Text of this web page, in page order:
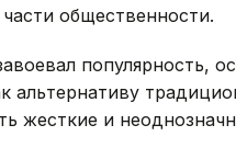
общественности.
популярность,
альтернативу
жесткие и